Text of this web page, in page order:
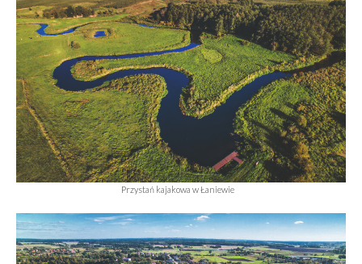
Przystań kajakowa w Łaniewie